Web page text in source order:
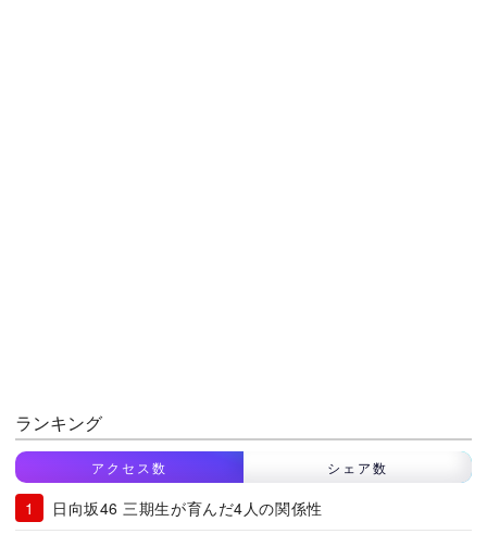
ランキング
アクセス数 シェア数
日向坂46 三期生が育んだ4人の関係性